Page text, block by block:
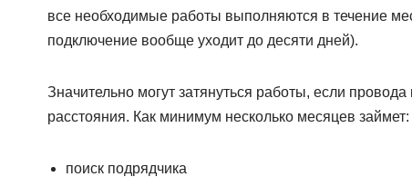
все необходимые работы выполняются в течение
подключение вообще уходит до десяти дней).
Значительно могут затянуться работы, если
расстояния. Как минимум несколько месяцев займет:
поиск подрядчика